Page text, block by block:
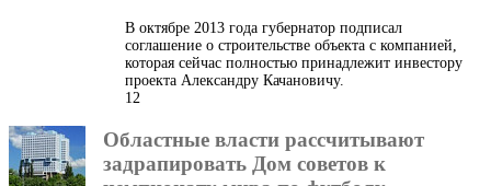
В октябре 2013 года губернатор подписал
соглашение о строительстве объекта с компанией,
которая сейчас полностью принадлежит инвестору
проекта Александру Качановичу.
12
Областные власти рассчитывают
задрапировать Дом советов к